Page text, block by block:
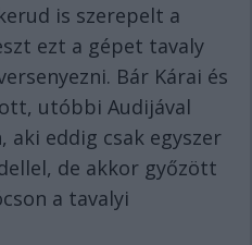
is szerepelt a
ezt a gépet tavaly
Bár Kárai és
utóbbi Audijával
eddig csak egyszer
de akkor győzött
a tavalyi